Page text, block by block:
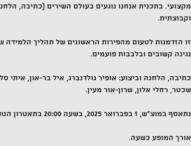
מקצועי. בתכנית אנחנו נוגעים בעולם השירים (כתיבה,
וקבוצתית.
זו הזדמנות לטעום מהפירות הראשונים של תהליך הלמידה
נגינה קשובים ובלבבות פועמים.
כתיבה, הלחנה וביצוע: אופיר גולדנברג, איל בר-און, איתי
שכטר, רחלי אלון, שרון-אור מעין.
נתאסף במוצ"ש, 1 בפברואר 2025, בשעה 20:00 בתאטרון הטחנה בשער העמקים.
אורך המופע כשעה.